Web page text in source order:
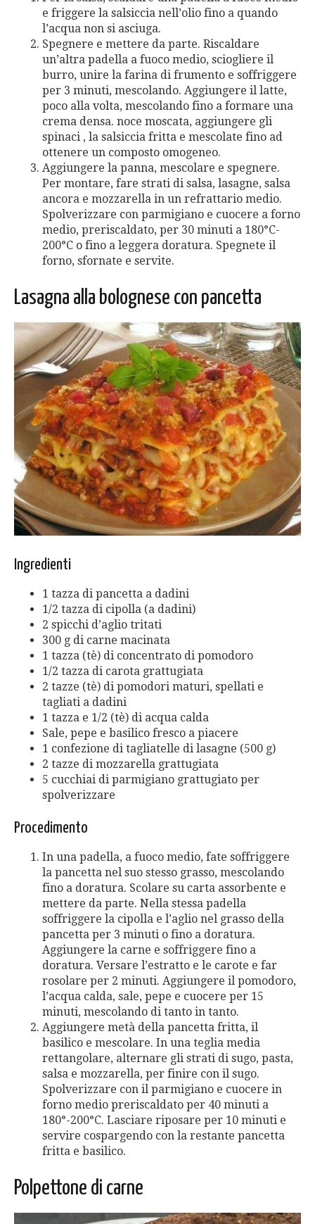
e friggere la salsiccia nell’olio fino a quando
l’acqua non si asciuga.
Spegnere e mettere da parte. Riscaldare
un’altra padella a fuoco medio, sciogliere il
burro, unire la farina di frumento e soffriggere
per 3 minuti, mescolando. Aggiungere il latte,
poco alla volta, mescolando fino a formare una
crema densa. noce moscata, aggiungere gli
spinaci , la salsiccia fritta e mescolate fino ad
ottenere un composto omogeneo.
Aggiungere la panna, mescolare e spegnere.
Per montare, fare strati di salsa, lasagne, salsa
ancora e mozzarella in un refrattario medio.
Spolverizzare con parmigiano e cuocere a forno
medio, preriscaldato, per 30 minuti a 180°C-
200°C o fino a leggera doratura. Spegnete il
forno, sfornate e servite.
Lasagna alla bolognese con pancetta
Ingredienti
1 tazza di pancetta a dadini
1/2 tazza di cipolla (a dadini)
2 spicchi d’aglio tritati
300 g di carne macinata
1 tazza (tè) di concentrato di pomodoro
1/2 tazza di carota grattugiata
2 tazze (tè) di pomodori maturi, spellati e
tagliati a dadini
1 tazza e 1/2 (tè) di acqua calda
Sale, pepe e basilico fresco a piacere
1 confezione di tagliatelle di lasagne (500 g)
2 tazze di mozzarella grattugiata
5 cucchiai di parmigiano grattugiato per
spolverizzare
Procedimento
In una padella, a fuoco medio, fate soffriggere
la pancetta nel suo stesso grasso, mescolando
fino a doratura. Scolare su carta assorbente e
mettere da parte. Nella stessa padella
soffriggere la cipolla e l’aglio nel grasso della
pancetta per 3 minuti o fino a doratura.
Aggiungere la carne e soffriggere fino a
doratura. Versare l’estratto e le carote e far
rosolare per 2 minuti. Aggiungere il pomodoro,
l’acqua calda, sale, pepe e cuocere per 15
minuti, mescolando di tanto in tanto.
Aggiungere metà della pancetta fritta, il
basilico e mescolare. In una teglia media
rettangolare, alternare gli strati di sugo, pasta,
salsa e mozzarella, per finire con il sugo.
Spolverizzare con il parmigiano e cuocere in
forno medio preriscaldato per 40 minuti a
180°-200°C. Lasciare riposare per 10 minuti e
servire cospargendo con la restante pancetta
fritta e basilico.
Polpettone di carne